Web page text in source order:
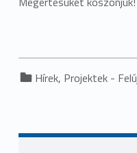
Categorized in:
Hírek, Projektek -